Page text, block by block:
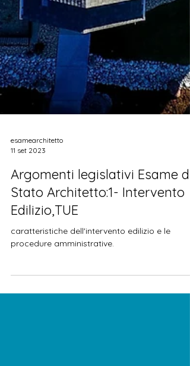
11 set 2023
Argomenti legislativi Esame di
Stato Architetto:1- Intervento
Edilizio,TUE